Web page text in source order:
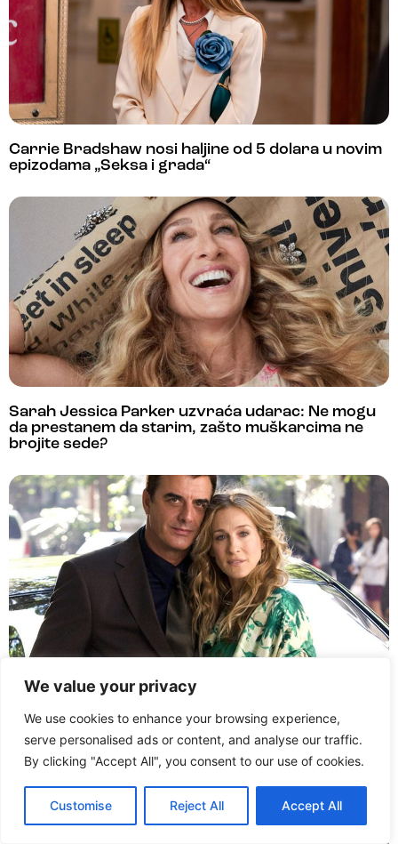
We value your privacy
We use cookies to enhance your browsing experience,
serve personalised ads or content, and analyse our traffic.
By clicking "Accept All", you consent to our use of cookies.
Customise Reject All Accept All
Carrie Bradshaw nosi haljine od 5 dolara u novim
epizodama „Seksa i grada“
Sarah Jessica Parker uzvraća udarac: Ne mogu
da prestanem da starim, zašto muškarcima ne
brojite sede?
Nove epizode Seksa i grada: Zverka ipak ostaje